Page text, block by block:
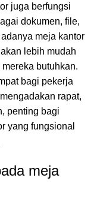
juga berfungsi
dokumen, file,
meja kantor
lebih mudah
butuhkan.
bagi pekerja
rapat,
penting bagi
yang fungsional
meja